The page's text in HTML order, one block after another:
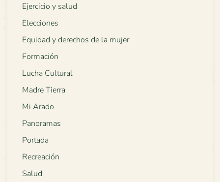
Ejercicio y salud
Elecciones
Equidad y derechos de la mujer
Formación
Lucha Cultural
Madre Tierra
Mi Arado
Panoramas
Portada
Recreación
Salud